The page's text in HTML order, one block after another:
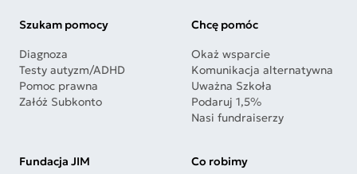
Szukam pomocy
Diagnoza
Testy autyzm/ADHD
Pomoc prawna
Załóż Subkonto
Chcę pomóc
Okaż wsparcie
Komunikacja alternatywna
Uważna Szkoła
Podaruj 1,5%
Nasi fundraiserzy
Fundacja JIM Co robimy